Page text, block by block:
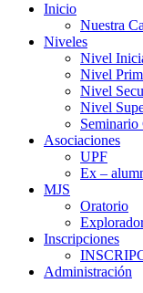
Inicio
Nuestra
Niveles
Nivel
Nivel
Nivel
Nivel
Seminario
Asociaciones
UPF
Ex –
MJS
Oratorio
Inscripciones
Administración